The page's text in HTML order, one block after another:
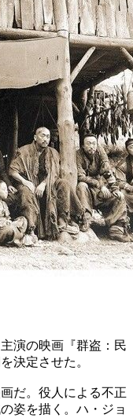
演の映画『群盗：民
決定させた。
だ。役人による不正
姿を描く。ハ・ジョ